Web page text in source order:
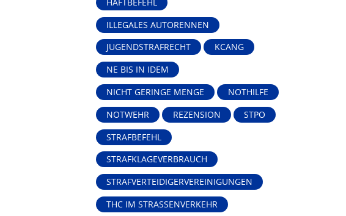
ILLEGALES AUTORENNEN
JUGENDSTRAFRECHT
KCANG
NE BIS IN IDEM
NICHT GERINGE MENGE
NOTHILFE
NOTWEHR
REZENSION
STPO
STRAFBEFEHL
STRAFKLAGEVERBRAUCH
STRAFVERTEIDIGERVEREINIGUNGEN
THC IM STRASSENVERKEHR